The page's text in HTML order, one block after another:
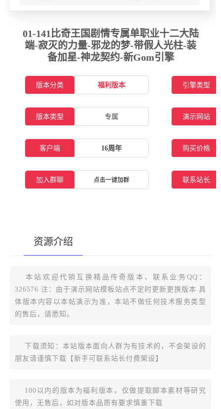
01-141比奇王国剧情专属单职业十二大陆
端-寂灭的力量-邪龙的梦-带假人光柱-装
备加星-神龙契约-新Gom引擎
版本分类 福利版本 引擎类型
版本类型 专属 演示网站
客户端 16周年 购买价格
加入群聊 点击一键加群 联系站长
资源介绍
[复制版本链接]
本站欢迎代销互换精品传奇版本、联系业务QQ：
326576 注：由于演示网站模板站点不定时更新更换版本 具
体版本内容以本帖演示为准，本站不做任何技术服务类型
的售后，请悉知。
下载须知：本站版本面向人群为有技术的，不会架设的
朋友请谨慎下载【新手可联系站长付费架设】
100以内的版本为福利版本，仅做提取脚本素材等研究
使用，无售后，如对版本品质有要求慎重下载